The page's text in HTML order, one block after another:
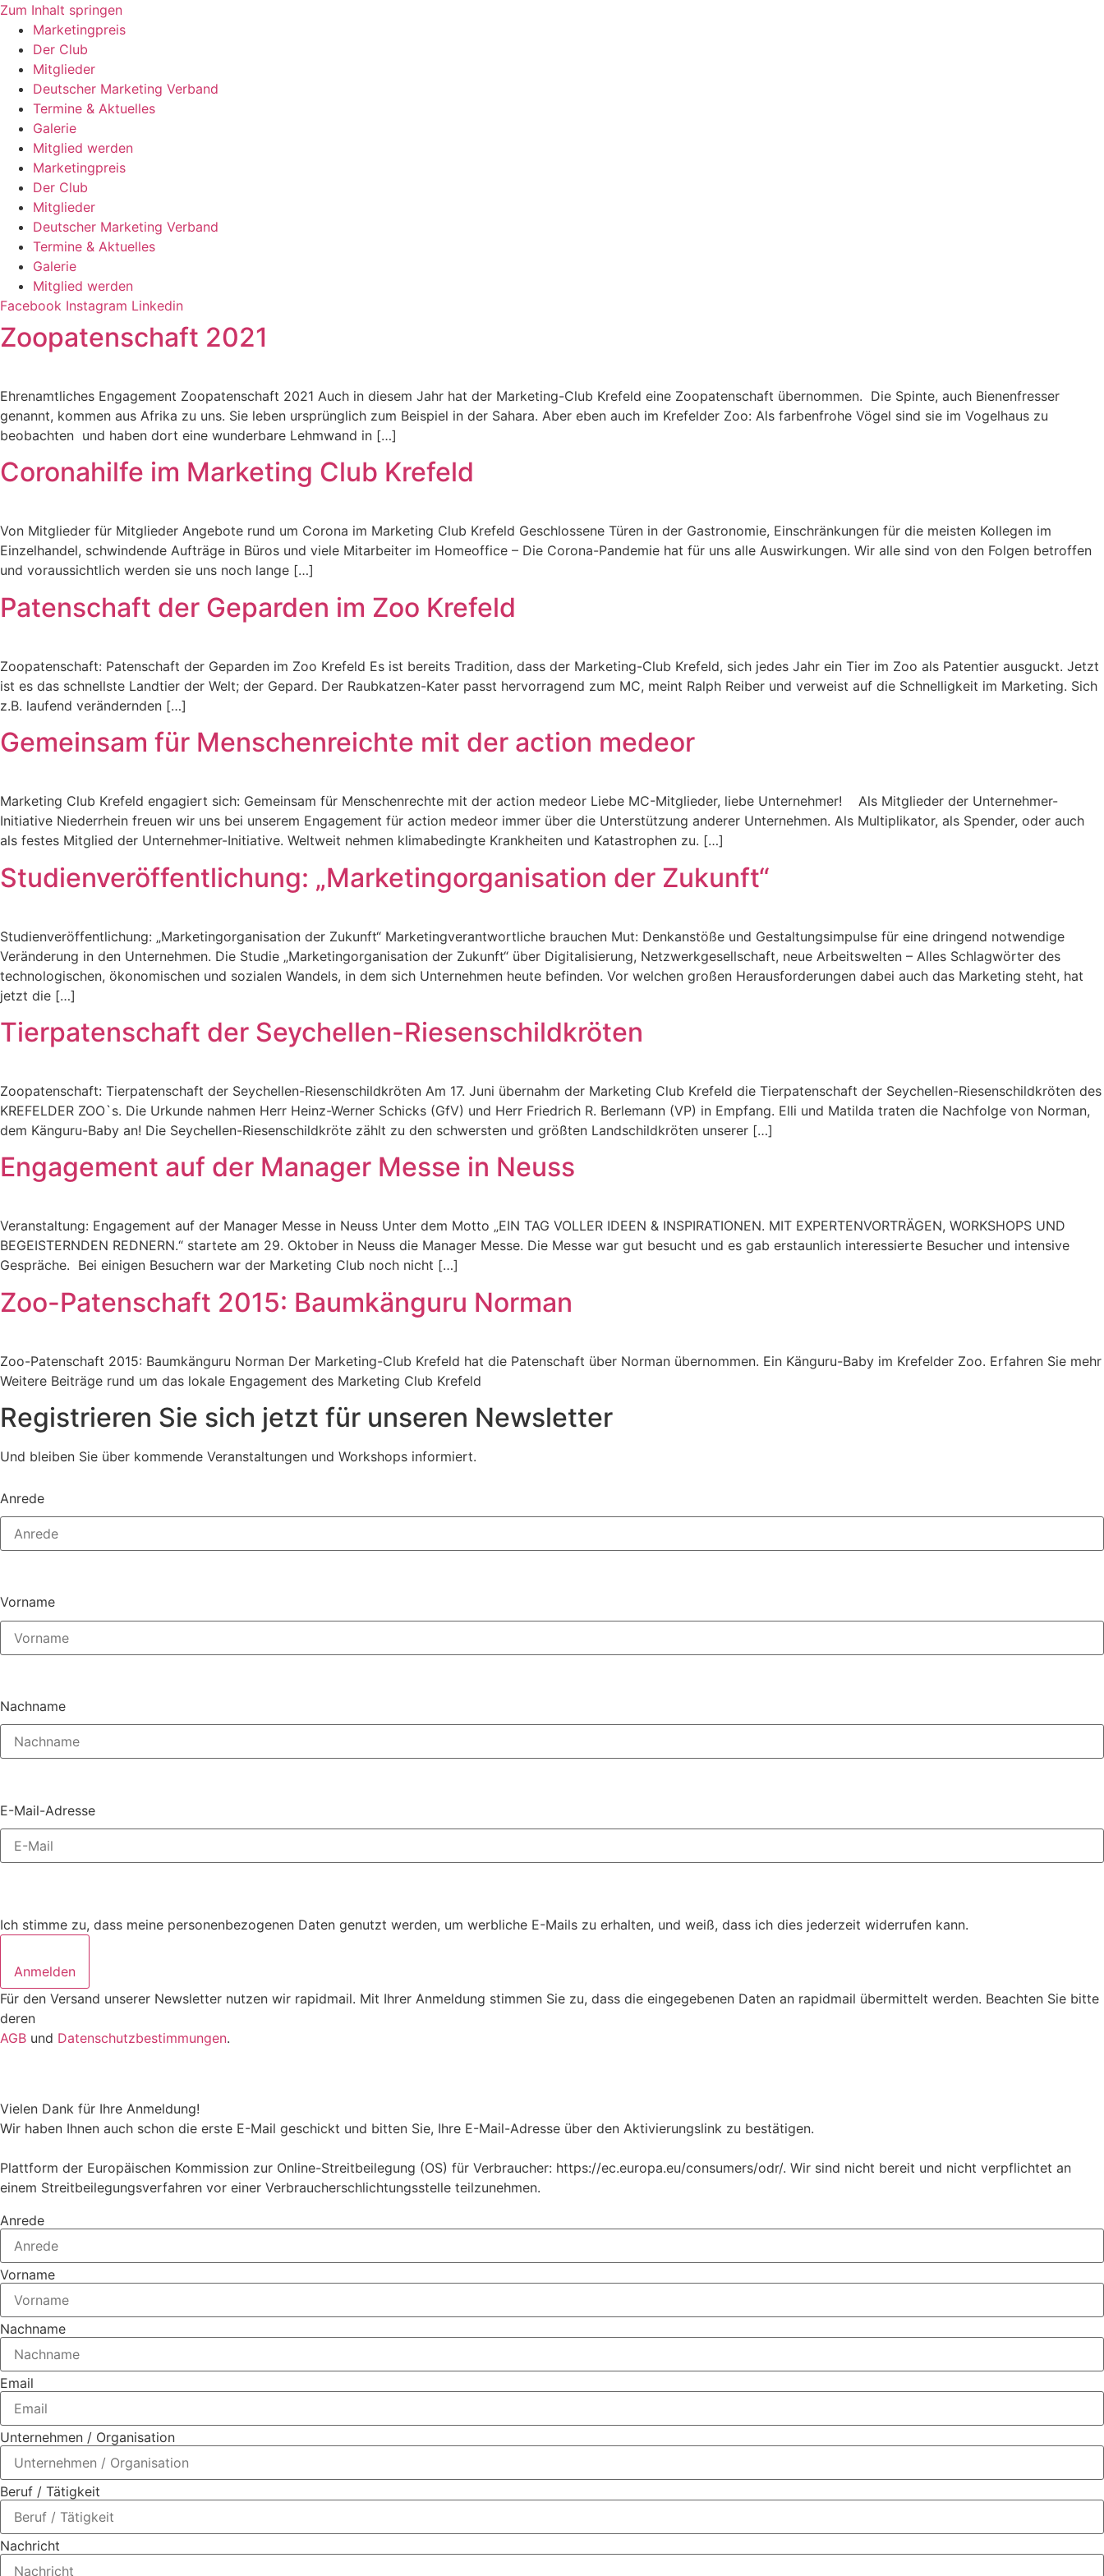
Zum Inhalt springen
Marketingpreis
Der Club
Mitglieder
Deutscher Marketing Verband
Termine & Aktuelles
Galerie
Mitglied werden
Marketingpreis
Der Club
Mitglieder
Deutscher Marketing Verband
Termine & Aktuelles
Galerie
Mitglied werden
Facebook Instagram Linkedin
Zoopatenschaft 2021
Ehrenamtliches Engagement Zoopatenschaft 2021 Auch in diesem Jahr hat der Marketing-Club Krefeld eine Zoopatenschaft übernommen. Die Spinte, auch Bienenfresser
genannt, kommen aus Afrika zu uns. Sie leben ursprünglich zum Beispiel in der Sahara. Aber eben auch im Krefelder Zoo: Als farbenfrohe Vögel sind sie im Vogelhaus zu
beobachten und haben dort eine wunderbare Lehmwand in […]
Coronahilfe im Marketing Club Krefeld
Von Mitglieder für Mitglieder Angebote rund um Corona im Marketing Club Krefeld Geschlossene Türen in der Gastronomie, Einschränkungen für die meisten Kollegen im
Einzelhandel, schwindende Aufträge in Büros und viele Mitarbeiter im Homeoffice – Die Corona-Pandemie hat für uns alle Auswirkungen. Wir alle sind von den Folgen betroffen
und voraussichtlich werden sie uns noch lange […]
Patenschaft der Geparden im Zoo Krefeld
Zoopatenschaft: Patenschaft der Geparden im Zoo Krefeld Es ist bereits Tradition, dass der Marketing-Club Krefeld, sich jedes Jahr ein Tier im Zoo als Patentier ausguckt. Jetzt
ist es das schnellste Landtier der Welt; der Gepard. Der Raubkatzen-Kater passt hervorragend zum MC, meint Ralph Reiber und verweist auf die Schnelligkeit im Marketing. Sich
z.B. laufend verändernden […]
Gemeinsam für Menschenreichte mit der action medeor
Marketing Club Krefeld engagiert sich: Gemeinsam für Menschenrechte mit der action medeor Liebe MC-Mitglieder, liebe Unternehmer! Als Mitglieder der Unternehmer-
Initiative Niederrhein freuen wir uns bei unserem Engagement für action medeor immer über die Unterstützung anderer Unternehmen. Als Multiplikator, als Spender, oder auch
als festes Mitglied der Unternehmer-Initiative. Weltweit nehmen klimabedingte Krankheiten und Katastrophen zu. […]
Studienveröffentlichung: „Marketingorganisation der Zukunft“
Studienveröffentlichung: „Marketingorganisation der Zukunft“ Marketingverantwortliche brauchen Mut: Denkanstöße und Gestaltungsimpulse für eine dringend notwendige
Veränderung in den Unternehmen. Die Studie „Marketingorganisation der Zukunft“ über Digitalisierung, Netzwerkgesellschaft, neue Arbeitswelten – Alles Schlagwörter des
technologischen, ökonomischen und sozialen Wandels, in dem sich Unternehmen heute befinden. Vor welchen großen Herausforderungen dabei auch das Marketing steht, hat
jetzt die […]
Tierpatenschaft der Seychellen-Riesenschildkröten
Zoopatenschaft: Tierpatenschaft der Seychellen-Riesenschildkröten Am 17. Juni übernahm der Marketing Club Krefeld die Tierpatenschaft der Seychellen-Riesenschildkröten des
KREFELDER ZOO`s. Die Urkunde nahmen Herr Heinz-Werner Schicks (GfV) und Herr Friedrich R. Berlemann (VP) in Empfang. Elli und Matilda traten die Nachfolge von Norman,
dem Känguru-Baby an! Die Seychellen-Riesenschildkröte zählt zu den schwersten und größten Landschildkröten unserer […]
Engagement auf der Manager Messe in Neuss​
Veranstaltung: Engagement auf der Manager Messe in Neuss Unter dem Motto „EIN TAG VOLLER IDEEN & INSPIRATIONEN. MIT EXPERTENVORTRÄGEN, WORKSHOPS UND
BEGEISTERNDEN REDNERN.“ startete am 29. Oktober in Neuss die Manager Messe. Die Messe war gut besucht und es gab erstaunlich interessierte Besucher und intensive
Gespräche. Bei einigen Besuchern war der Marketing Club noch nicht […]
Zoo-Patenschaft 2015: Baumkänguru Norman
Zoo-Patenschaft 2015: Baumkänguru Norman Der Marketing-Club Krefeld hat die Patenschaft über Norman übernommen. Ein Känguru-Baby im Krefelder Zoo. Erfahren Sie mehr
Weitere Beiträge rund um das lokale Engagement des Marketing Club Krefeld
Registrieren Sie sich jetzt für unseren Newsletter
Und bleiben Sie über kommende Veranstaltungen und Workshops informiert.
Anrede
Vorname
Nachname
E-Mail-Adresse
Ich stimme zu, dass meine personenbezogenen Daten genutzt werden, um werbliche E-Mails zu erhalten, und weiß, dass ich dies jederzeit widerrufen kann.
Anmelden
Für den Versand unserer Newsletter nutzen wir rapidmail. Mit Ihrer Anmeldung stimmen Sie zu, dass die eingegebenen Daten an rapidmail übermittelt werden. Beachten Sie bitte
deren
AGB und Datenschutzbestimmungen.
Vielen Dank für Ihre Anmeldung!
Wir haben Ihnen auch schon die erste E-Mail geschickt und bitten Sie, Ihre E-Mail-Adresse über den Aktivierungslink zu bestätigen.
Plattform der Europäischen Kommission zur Online-Streitbeilegung (OS) für Verbraucher: https://ec.europa.eu/consumers/odr/. Wir sind nicht bereit und nicht verpflichtet an
einem Streitbeilegungsverfahren vor einer Verbraucherschlichtungsstelle teilzunehmen.
Anrede
Vorname
Nachname
Email
Unternehmen / Organisation
Beruf / Tätigkeit
Nachricht